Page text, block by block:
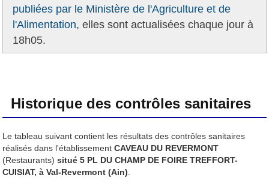
publiées par le Ministère de l'Agriculture et de
l'Alimentation, elles sont actualisées chaque jour à
18h05.
Historique des contrôles sanitaires
Le tableau suivant contient les résultats des contrôles sanitaires
réalisés dans l'établissementCAVEAU DU REVERMONT
(Restaurants) situé 5 PL DU CHAMP DE FOIRE TREFFORT-
CUISIAT, à Val-Revermont (Ain)